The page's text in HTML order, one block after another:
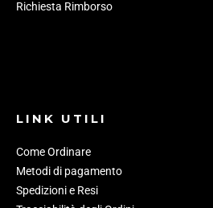
Richiesta Rimborso
LINK UTILI
Come Ordinare
Metodi di pagamento
Spedizioni e Resi